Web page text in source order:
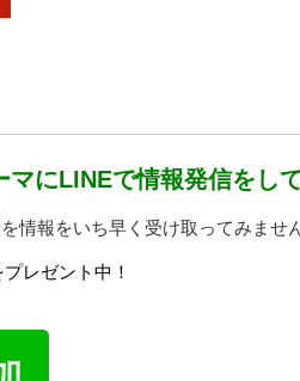
マにLINEで情報発信をし
情報をいち早く受け取ってみませ
プレゼント中！